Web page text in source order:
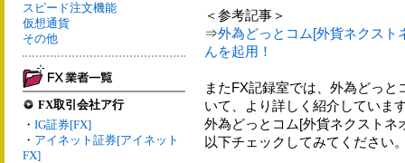
スピード注文機能
仮想通貨
その他
FX取引会社ア行
・ IG証券[FX]
・ アイネット証券[アイネット
FX]
＜参考記事＞
⇒外為どっとコム[外貨ネクスト
んを起用！
またFX記録室では、外為どっ
いて、より詳しく紹介していま
外為どっとコム[外貨ネクストネ
以下チェックしてみてください